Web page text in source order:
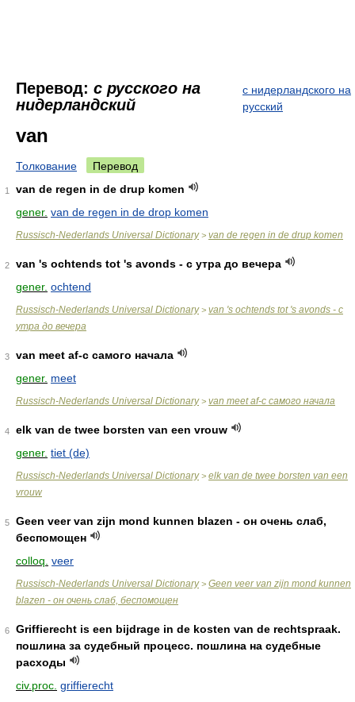
Перевод: с русского на
нидерландский
с нидерландского на
русский
van
Толкование Перевод
1
van de regen in de drup komen
gener. van de regen in de drop komen
Russisch-Nederlands Universal Dictionary> van de regen in de drup komen
2
van 's ochtends tot 's avonds - с утра до вечера
gener. ochtend
Russisch-Nederlands Universal Dictionary> van 's ochtends tot 's avonds - с
утра до вечера
3
van meet af-с самого начала
gener. meet
Russisch-Nederlands Universal Dictionary> van meet af-с самого начала
4
elk van de twee borsten van een vrouw
gener. tiet (de)
Russisch-Nederlands Universal Dictionary> elk van de twee borsten van een
vrouw
5
Geen veer van zijn mond kunnen blazen - он очень слаб,
беспомощен
colloq. veer
Russisch-Nederlands Universal Dictionary> Geen veer van zijn mond kunnen
blazen - он очень слаб, беспомощен
6
Griffierecht is een bijdrage in de kosten van de rechtspraak.
пошлина за судебный процесс. пошлина на судебные
расходы
civ.proc. griffierecht